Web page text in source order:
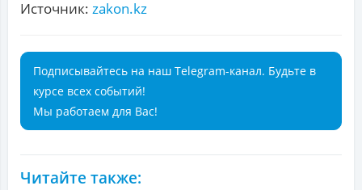
Источник: zakon.kz
Подписывайтесь на наш Telegram-канал. Будьте в
курсе всех событий!
Мы работаем для Вас!
Читайте также: